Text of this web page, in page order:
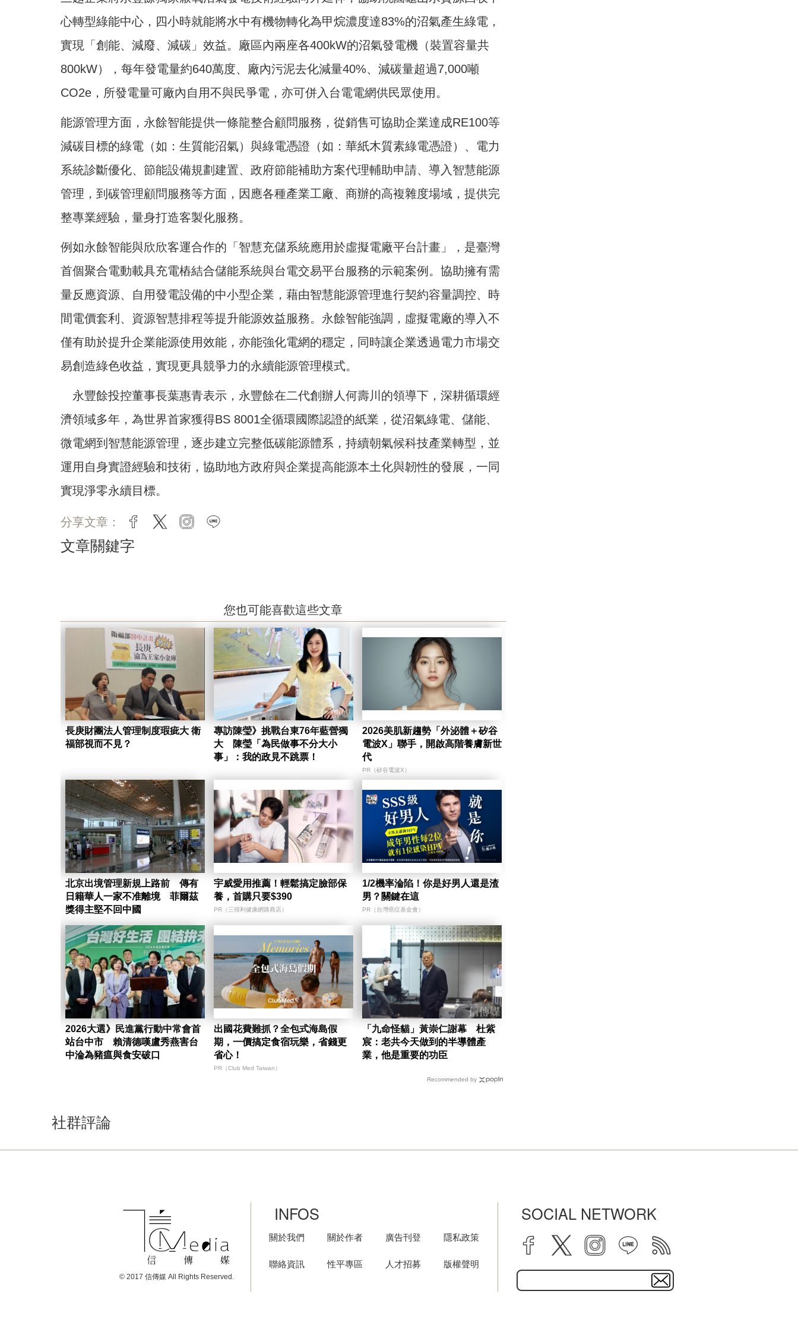
心轉型綠能中心，四小時就能將水中有機物轉化為甲烷濃度達83%的沼氣產生綠電，
實現「創能、減廢、減碳」效益。廠區內兩座各400kW的沼氣發電機（裝置容量共
800kW），每年發電量約640萬度、廠內污泥去化減量40%、減碳量超過7,000噸
CO2e，所發電量可廠內自用不與民爭電，亦可併入台電電網供民眾使用。
能源管理方面，永餘智能提供一條龍整合顧問服務，從銷售可協助企業達成RE100等
減碳目標的綠電（如：生質能沼氣）與綠電憑證（如：華紙木質素綠電憑證）、電力
系統診斷優化、節能設備規劃建置、政府節能補助方案代理輔助申請、導入智慧能源
管理，到碳管理顧問服務等方面，因應各種產業工廠、商辦的高複雜度場域，提供完
整專業經驗，量身打造客製化服務。
例如永餘智能與欣欣客運合作的「智慧充儲系統應用於虛擬電廠平台計畫」，是臺灣
首個聚合電動載具充電樁結合儲能系統與台電交易平台服務的示範案例。協助擁有需
量反應資源、自用發電設備的中小型企業，藉由智慧能源管理進行契約容量調控、時
間電價套利、資源智慧排程等提升能源效益服務。永餘智能強調，虛擬電廠的導入不
僅有助於提升企業能源使用效能，亦能強化電網的穩定，同時讓企業透過電力市場交
易創造綠色收益，實現更具競爭力的永續能源管理模式。
永豐餘投控董事長葉惠青表示，永豐餘在二代創辦人何壽川的領導下，深耕循環經
濟領域多年，為世界首家獲得BS 8001全循環國際認證的紙業，從沼氣綠電、儲能、
微電網到智慧能源管理，逐步建立完整低碳能源體系，持續朝氣候科技產業轉型，並
運用自身實證經驗和技術，協助地方政府與企業提高能源本土化與韌性的發展，一同
實現淨零永續目標。
分享文章： facebook
twitter instagram
文章關鍵字
您也可能喜歡這些文章
長庚財團法人管理制度瑕疵大 衛
福部視而不見？
專訪陳瑩》挑戰台東76年藍營獨
大 陳瑩「為民做事不分大小
事」：我的政見不跳票！
2026美肌新趨勢「外泌體＋矽谷
電波X」聯手，開啟高階養膚新世
代
PR（矽谷電波X）
北京出境管理新規上路前 傳有
日籍華人一家不准離境 菲爾茲
獎得主堅不回中國
宇威愛用推薦！輕鬆搞定臉部保
養，首購只要$390
PR（三得利健康網路商店）
1/2機率淪陷！你是好男人還是渣
男？關鍵在這
PR（台灣癌症基金會）
2026大選》民進黨行動中常會首
站台中市 賴清德嘆盧秀燕害台
中淪為豬瘟與食安破口
出國花費難抓？全包式海島假
期，一價搞定食宿玩樂，省錢更
省心！
PR（Club Med Taiwan）
「九命怪貓」黃崇仁謝幕 杜紫
宸：老共今天做到的半導體產
業，他是重要的功臣
Recommended by
社群評論
© 2017 信傳媒 All Rights Reserved.
INFOS
關於我們
聯絡資訊
關於作者
性平專區
廣告刊登
人才招募
隱私政策
版權聲明
SOCIAL NETWORK
facebook twitter instagram